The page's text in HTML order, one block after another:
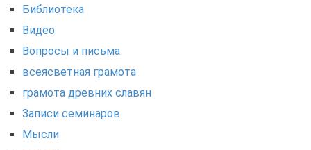
Библиотека
Видео
Вопросы и письма.
всеясветная грамота
грамота древних славян
Записи семинаров
Мысли